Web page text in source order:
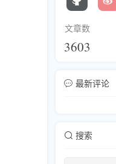
文章数
3603
最新评论
搜索